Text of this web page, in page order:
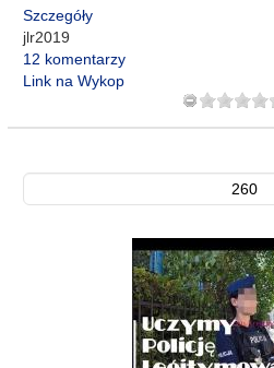
Szczegóły
jlr2019
12 komentarzy
Link na Wykop
260